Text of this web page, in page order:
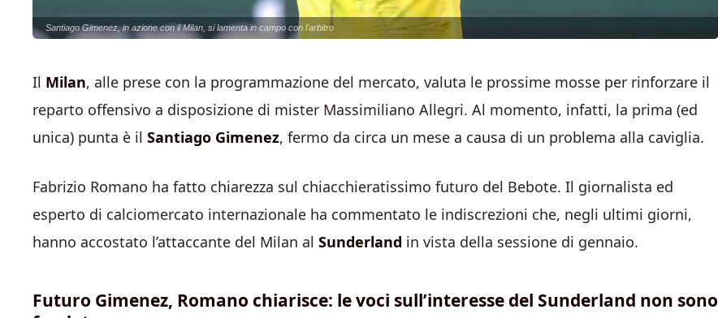
Santiago Gimenez, in azione con il Milan, si lamenta in campo con l'arbitro
Il Milan, alle prese con la programmazione del mercato, valuta le prossime mosse per rinforzare il
reparto offensivo a disposizione di mister Massimiliano Allegri. Al momento, infatti, la prima (ed
unica) punta è il Santiago Gimenez, fermo da circa un mese a causa di un problema alla caviglia.
Fabrizio Romano ha fatto chiarezza sul chiacchieratissimo futuro del Bebote. Il giornalista ed
esperto di calciomercato internazionale ha commentato le indiscrezioni che, negli ultimi giorni,
hanno accostato l’attaccante del Milan al Sunderland in vista della sessione di gennaio.
Futuro Gimenez, Romano chiarisce: le voci sull’interesse del Sunderland non sono